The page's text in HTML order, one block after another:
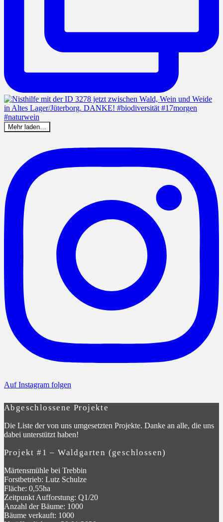
Mehr laden…
Auf Instagram folgen
Abgeschlossene Projekte
Die Liste der von uns umgesetzten Projekte. Danke an alle, die uns
dabei unterstützt haben!
Projekt #1 – Waldgarten (geschlossen)
Märtensmühle bei Trebbin
Forstbetrieb: Lutz Schulze
Fläche: 0,55ha
Zeitpunkt Aufforstung: Q1/20
Anzahl der Bäume: 1000
Bäume verkauft: 1000